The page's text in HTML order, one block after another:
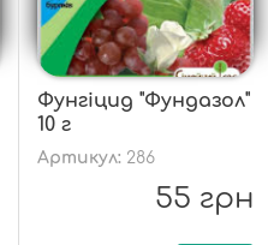
Фунгіцид "Фундазол"
10 г
Артикул: 286
55 грн